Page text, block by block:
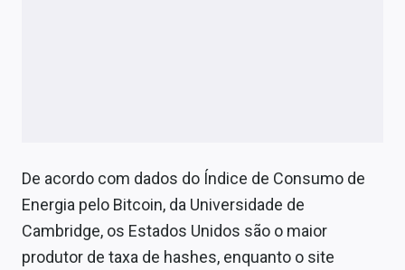
De acordo com dados do Índice de Consumo de
Energia pelo Bitcoin, da Universidade de
Cambridge, os Estados Unidos são o maior
produtor de taxa de hashes, enquanto o site